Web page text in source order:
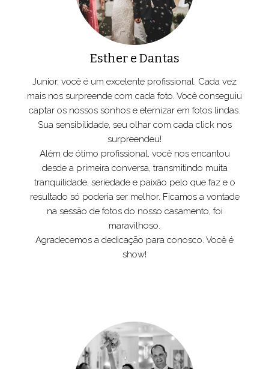
Esther e Dantas
Junior, você é um excelente profissional. Cada vez
mais nos surpreende com cada foto. Você conseguiu
captar os nossos sonhos e eternizar em fotos lindas.
Sua sensibilidade, seu olhar com cada click nos
surpreendeu!
Além de ótimo profissional, você nos encantou
desde a primeira conversa, transmitindo muita
tranquilidade, seriedade e paixão pelo que faz e o
resultado só poderia ser melhor. Ficamos a vontade
na sessão de fotos do nosso casamento, foi
maravilhoso.
Agradecemos a dedicação para conosco. Você é
show!